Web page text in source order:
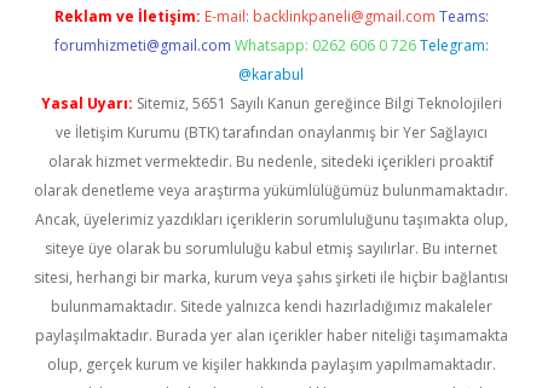
Reklam ve İletişim: E-mail: backlinkpaneli@gmail.com Teams:
forumhizmeti@gmail.com Whatsapp: 0262 606 0 726 Telegram:
@karabul
Yasal Uyarı: Sitemiz, 5651 Sayılı Kanun gereğince Bilgi Teknolojileri
ve İletişim Kurumu (BTK) tarafından onaylanmış bir Yer Sağlayıcı
olarak hizmet vermektedir. Bu nedenle, sitedeki içerikleri proaktif
olarak denetleme veya araştırma yükümlülüğümüz bulunmamaktadır.
Ancak, üyelerimiz yazdıkları içeriklerin sorumluluğunu taşımakta olup,
siteye üye olarak bu sorumluluğu kabul etmiş sayılırlar. Bu internet
sitesi, herhangi bir marka, kurum veya şahıs şirketi ile hiçbir bağlantısı
bulunmamaktadır. Sitede yalnızca kendi hazırladığımız makaleler
paylaşılmaktadır. Burada yer alan içerikler haber niteliği taşımamakta
olup, gerçek kurum ve kişiler hakkında paylaşım yapılmamaktadır.